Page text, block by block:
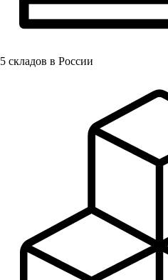
5 складов в России